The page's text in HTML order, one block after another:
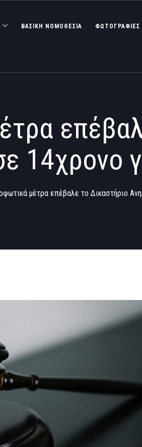
ΒΑΣΙΚΉ ΝΟΜΟΘΕΣΊΑ ΦΩΤΟΓΡΑΦΊΕΣ
14χρονο
μέτρα επέβαλε το Δικαστήριο